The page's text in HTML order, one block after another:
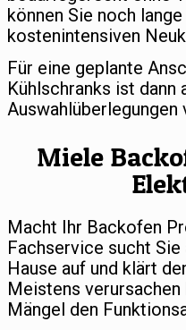
können Sie noch
kostenintensiven
Für eine geplante
Kühlschranks ist dann
Auswahlüberlegungen
Miele
Macht Ihr Backofen
Fachservice sucht
Hause auf und klärt
Meistens
Mängel den